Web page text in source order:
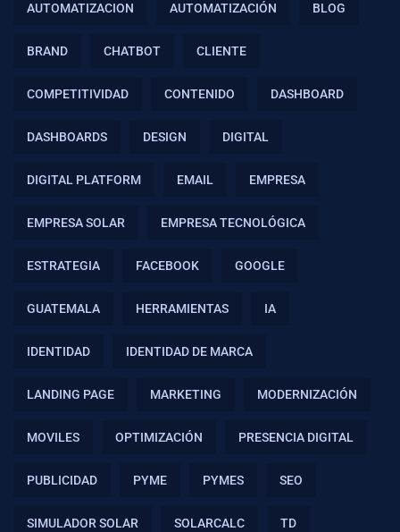
AUTOMATIZACION AUTOMATIZACIÓN BLOG
BRAND CHATBOT CLIENTE
COMPETITIVIDAD CONTENIDO DASHBOARD
DASHBOARDS DESIGN DIGITAL
DIGITAL PLATFORM EMAIL EMPRESA
EMPRESA SOLAR EMPRESA TECNOLÓGICA
ESTRATEGIA FACEBOOK GOOGLE
GUATEMALA HERRAMIENTAS IA
IDENTIDAD IDENTIDAD DE MARCA
LANDING PAGE MARKETING MODERNIZACIÓN
MOVILES OPTIMIZACIÓN PRESENCIA DIGITAL
PUBLICIDAD PYME PYMES SEO
SIMULADOR SOLAR SOLARCALC TD